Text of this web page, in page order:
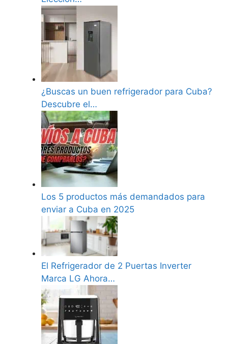
¿Buscas un buen refrigerador para Cuba?
Descubre el…
Los 5 productos más demandados para
enviar a Cuba en 2025
El Refrigerador de 2 Puertas Inverter
Marca LG Ahora…